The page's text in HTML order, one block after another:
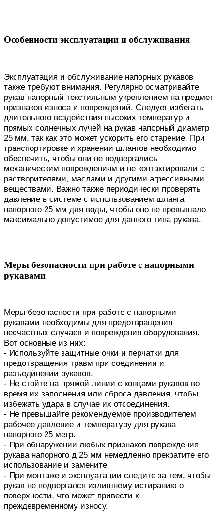
Особенности эксплуатации и обслуживания
Эксплуатация и обслуживание напорных рукавов
также требуют внимания. Регулярно осматривайте
рукав напорный текстильным укреплением на предмет
признаков износа и повреждений. Следует избегать
длительного воздействия высоких температур и
прямых солнечных лучей на рукав напорный диаметр
25 мм, так как это может ускорить его старение. При
транспортировке и хранении шлангов необходимо
обеспечить, чтобы они не подвергались
механическим повреждениям и не контактировали с
растворителями, маслами и другими агрессивными
веществами. Важно также периодически проверять
давление в системе с использованием шланга
напорного 25 мм для воды, чтобы оно не превышало
максимально допустимое для данного типа рукава.
Меры безопасности при работе с напорными
рукавами
Меры безопасности при работе с напорными
рукавами необходимы для предотвращения
несчастных случаев и повреждения оборудования.
Вот основные из них:
- Используйте защитные очки и перчатки для
предотвращения травм при соединении и
разъединении рукавов.
- Не стойте на прямой линии с концами рукавов во
время их заполнения или сброса давления, чтобы
избежать удара в случае их отсоединения.
- Не превышайте рекомендуемое производителем
рабочее давление и температуру для рукава
напорного 25 метр.
- При обнаружении любых признаков повреждения
рукава напорного д 25 мм немедленно прекратите его
использование и замените.
- При монтаже и эксплуатации следите за тем, чтобы
рукав не подвергался излишнему истиранию о
поверхности, что может привести к
преждевременному износу.